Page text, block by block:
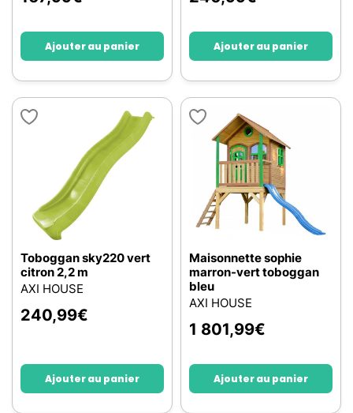
Ajouter au panier Ajouter au panier
Toboggan sky220 vert
citron 2,2 m
AXI HOUSE
240,99€
Ajouter au panier
Maisonnette sophie
marron-vert toboggan
bleu
AXI HOUSE
1 801,99€
Ajouter au panier